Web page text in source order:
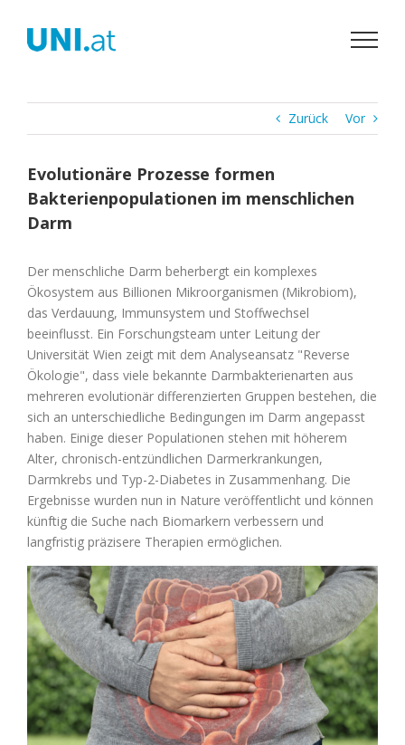
Inhalt
springen
Zurück Vor
Evolutionäre Prozesse formen
Bakterienpopulationen im menschlichen
Darm
Der menschliche Darm beherbergt ein komplexes
Ökosystem aus Billionen Mikroorganismen (Mikrobiom),
das Verdauung, Immunsystem und Stoffwechsel
beeinflusst. Ein Forschungsteam unter Leitung der
Universität Wien zeigt mit dem Analyseansatz "Reverse
Ökologie", dass viele bekannte Darmbakterienarten aus
mehreren evolutionär differenzierten Gruppen bestehen, die
sich an unterschiedliche Bedingungen im Darm angepasst
haben. Einige dieser Populationen stehen mit höherem
Alter, chronisch-entzündlichen Darmerkrankungen,
Darmkrebs und Typ-2-Diabetes in Zusammenhang. Die
Ergebnisse wurden nun in Nature veröffentlicht und können
künftig die Suche nach Biomarkern verbessern und
langfristig präzisere Therapien ermöglichen.
Zeige
grösseres
Bild